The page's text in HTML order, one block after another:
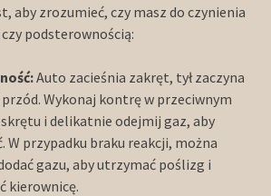
aby zrozumieć, czy masz do czynienia
podsterownością:
Auto zacieśnia zakręt, tył zaczyna
Wykonaj kontrę w przeciwnym
i delikatnie odejmij gaz, aby
W przypadku braku reakcji, można
gazu, aby utrzymać poślizg i
kierownicę.